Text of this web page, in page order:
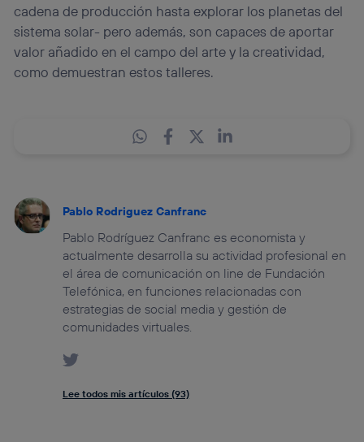
cadena de producción hasta explorar los planetas del
sistema solar- pero además, son capaces de aportar
valor añadido en el campo del arte y la creatividad,
como demuestran estos talleres.
Pablo Rodriguez Canfranc
Pablo Rodríguez Canfranc es economista y
actualmente desarrolla su actividad profesional en
el área de comunicación on line de Fundación
Telefónica, en funciones relacionadas con
estrategias de social media y gestión de
comunidades virtuales.
Lee todos mis artículos (93)